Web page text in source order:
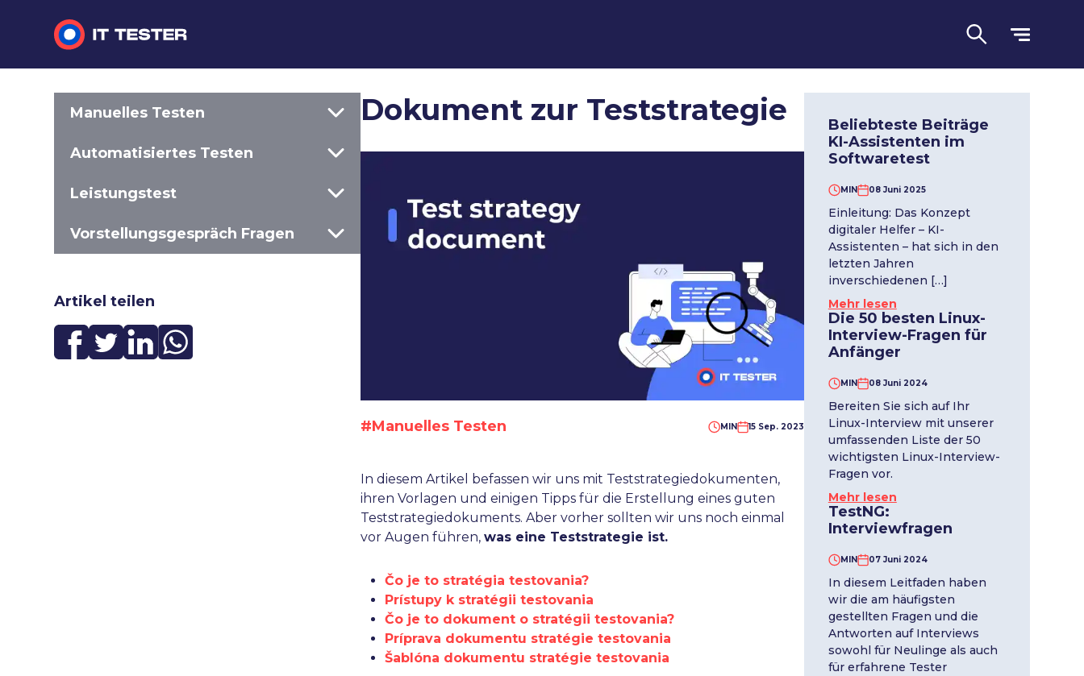
Automatisiertes Testen
Leistungstest
Vorstellungsgespräch Fragen
Sprache
Manuelles Testen
Automatisiertes Testen
Leistungstest
Vorstellungsgespräch Fragen
Artikel teilen
Dokument zur Teststrategie
#Manuelles Testen MIN 15 Sep. 2023
In diesem Artikel befassen wir uns mit Teststrategiedokumenten,
ihren Vorlagen und einigen Tipps für die Erstellung eines guten
Teststrategiedokuments. Aber vorher sollten wir uns noch einmal
vor Augen führen,was eine Teststrategie ist.
Čo je to stratégia testovania?
Prístupy k stratégii testovania
Čo je to dokument o stratégii testovania?
Príprava dokumentu stratégie testovania
Šablóna dokumentu stratégie testovania
Beliebteste Beiträge
KI-Assistenten im
Softwaretest
MIN 08 Juni 2025
Einleitung: Das Konzept
digitaler Helfer – KI-
Assistenten – hat sich in den
letzten Jahren
inverschiedenen […]
Mehr lesen
Die 50 besten Linux-
Interview-Fragen für
Anfänger
MIN 08 Juni 2024
Bereiten Sie sich auf Ihr
Linux-Interview mit unserer
umfassenden Liste der 50
wichtigsten Linux-Interview-
Fragen vor.
Mehr lesen
TestNG:
Interviewfragen
MIN 07 Juni 2024
In diesem Leitfaden haben
wir die am häufigsten
gestellten Fragen und die
Antworten auf Interviews
sowohl für Neulinge als auch
für erfahrene Tester